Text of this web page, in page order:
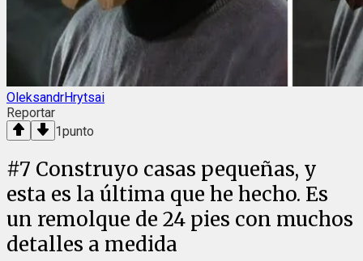
OleksandrHrytsai
Reportar
1punto
#7 Construyo casas pequeñas, y
esta es la última que he hecho. Es
un remolque de 24 pies con muchos
detalles a medida